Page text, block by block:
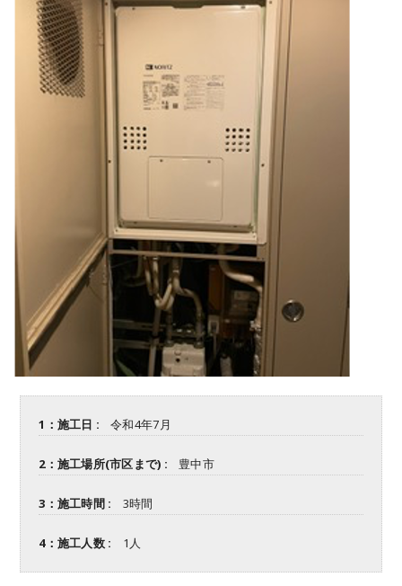
1：施工日 : 令和4年7月
2：施工場所(市区まで) : 豊中市
3：施工時間 : 3時間
4：施工人数 : 1人